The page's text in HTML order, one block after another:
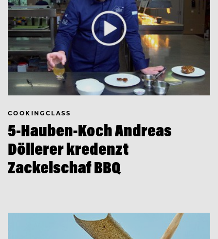
COOKINGCLASS
5-Hauben-Koch Andreas
Döllerer kredenzt
Zackelschaf BBQ